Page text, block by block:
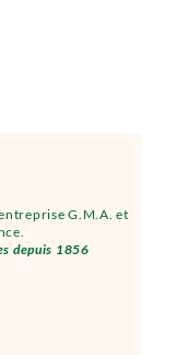
G.M.A. et
depuis 1856